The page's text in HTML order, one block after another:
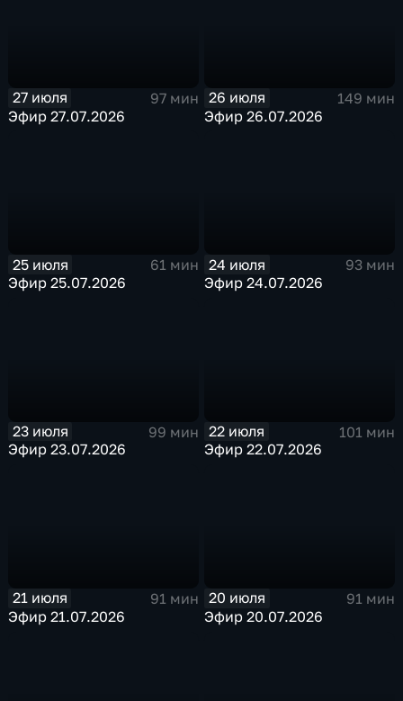
27 июля
97 мин
Эфир 27.07.2026
26 июля
149 мин
Эфир 26.07.2026
25 июля
61 мин
Эфир 25.07.2026
24 июля
93 мин
Эфир 24.07.2026
23 июля
99 мин
Эфир 23.07.2026
22 июля
101 мин
Эфир 22.07.2026
21 июля
91 мин
Эфир 21.07.2026
20 июля
91 мин
Эфир 20.07.2026